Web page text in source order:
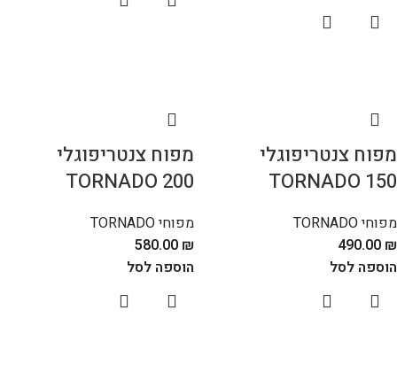
מפוח צנטריפוגלי
TORNADO 150
מפוחי TORNADO
490.00 ₪
הוספה לסל
מפוח צנטריפוגלי
TORNADO 200
מפוחי TORNADO
580.00 ₪
הוספה לסל